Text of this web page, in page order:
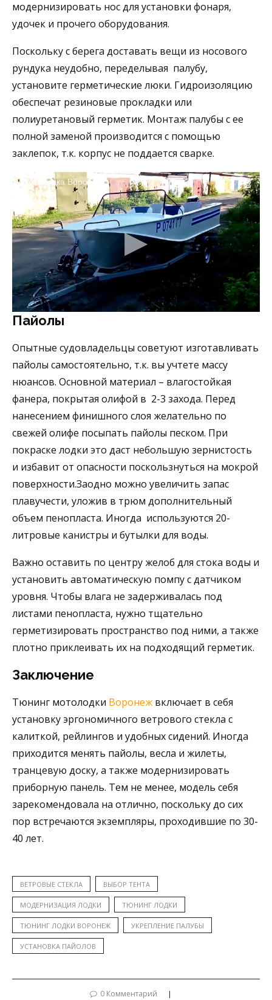
модернизировать нос для установки фонаря,
удочек и прочего оборудования.
Поскольку с берега доставать вещи из носового
рундука неудобно, переделывая палубу,
установите герметические люки. Гидроизоляцию
обеспечат резиновые прокладки или
полиуретановый герметик. Монтаж палубы с ее
полной заменой производится с помощью
заклепок, т.к. корпус не поддается сварке.
Мотолодка Воронеж
Пайолы
Опытные судовладельцы советуют изготавливать
пайолы самостоятельно, т.к. вы учтете массу
нюансов. Основной материал – влагостойкая
фанера, покрытая олифой в 2-3 захода. Перед
нанесением финишного слоя желательно по
свежей олифе посыпать пайолы песком. При
покраске лодки это даст небольшую зернистость
и избавит от опасности поскользнуться на мокрой
поверхности.Заодно можно увеличить запас
плавучести, уложив в трюм дополнительный
объем пенопласта. Иногда используются 20-
литровые канистры и бутылки для воды.
Важно оставить по центру желоб для стока воды и
установить автоматическую помпу с датчиком
уровня. Чтобы влага не задерживалась под
листами пенопласта, нужно тщательно
герметизировать пространство под ними, а также
плотно приклеивать их на подходящий герметик.
Заключение
Тюнинг мотолодки Воронеж включает в себя
установку эргономичного ветрового стекла с
калиткой, рейлингов и удобных сидений. Иногда
приходится менять пайолы, весла и жилеты,
транцевую доску, а также модернизировать
приборную панель. Тем не менее, модель себя
зарекомендовала на отлично, поскольку до сих
пор встречаются экземпляры, проходившие по 30-
40 лет.
ВЕТРОВЫЕ СТЕКЛА ВЫБОР ТЕНТА
МОДЕРНИЗАЦИЯ ЛОДКИ ТЮНИНГ ЛОДКИ
ТЮНИНГ ЛОДКИ ВОРОНЕЖ УКРЕПЛЕНИЕ ПАЛУБЫ
УСТАНОВКА ПАЙОЛОВ
0 Комментарий